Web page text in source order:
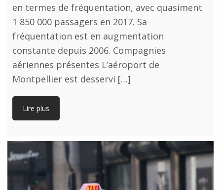
en termes de fréquentation, avec quasiment
1 850 000 passagers en 2017. Sa
fréquentation est en augmentation
constante depuis 2006. Compagnies
aériennes présentes L’aéroport de
Montpellier est desservi […]
Lire plus